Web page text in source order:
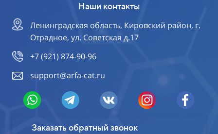
Наши контакты
Ленинградская область, Кировский район, г.
Отрадное, ул. Советская д.17
+7 (921) 874-90-96
support@arfa-cat.ru
Заказать обратный звонок